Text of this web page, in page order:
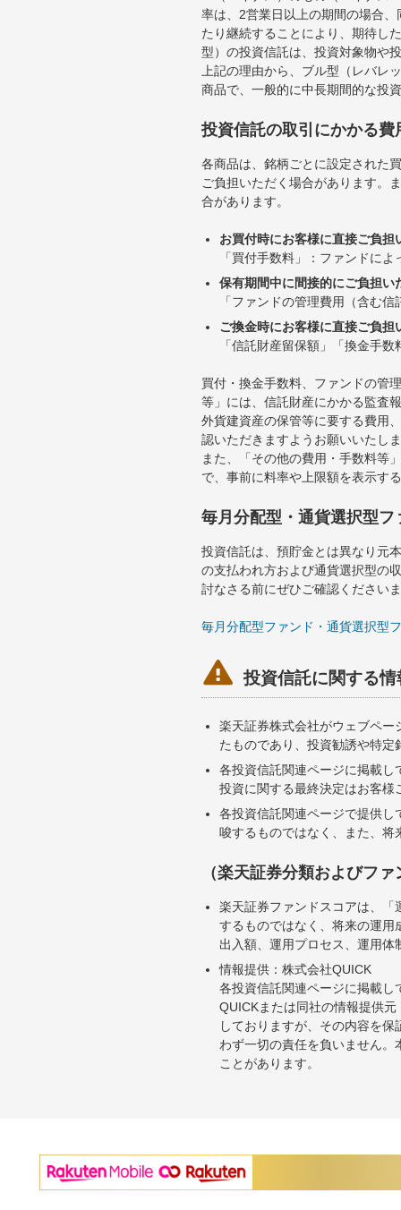
率は、2営業日以上の期間の場合
たり継続することにより、期待し
型）の投資信託は、投資対象物や
上記の理由から、ブル型（レバレ
商品で、一般的に中長期間的な投
投資信託の取引にかかる費
各商品は、銘柄ごとに設定された
ご負担いただく場合があります。
合があります。
お買付時にお客様に直接ご負担
「買付手数料」：ファンドに
保有期間中に間接的にご負担い
「ファンドの管理費用（含む
ご換金時にお客様に直接ご負担
「信託財産留保額」「換金手
買付・換金手数料、ファンドの管
等」には、信託財産にかかる監査
外貨建資産の保管等に要する費用
認いただきますようお願いいたし
また、「その他の費用・手数料等
で、事前に料率や上限額を表示す
毎月分配型・通貨選択型
投資信託は、預貯金とは異なり元
の支払われ方および通貨選択型の
討なさる前にぜひご確認ください
毎月分配型ファンド・通貨選択型
 投資信託に関する
楽天証券株式会社がウェブペ
たものであり、投資勧誘や特
各投資信託関連ページに掲載
投資に関する最終決定はお客
各投資信託関連ページで提供
唆するものではなく、また、
（楽天証券分類およびフ
楽天証券ファンドスコアは、
するものではなく、将来の運
出入額、運用プロセス、運用
情報提供：株式会社QUICK
各投資信託関連ページに掲載
QUICKまたは同社の情報提供
しておりますが、その内容を
わず一切の責任を負いません
ことがあります。